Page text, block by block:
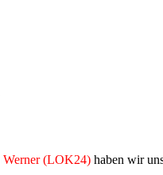
Werner (LOK24) haben wir